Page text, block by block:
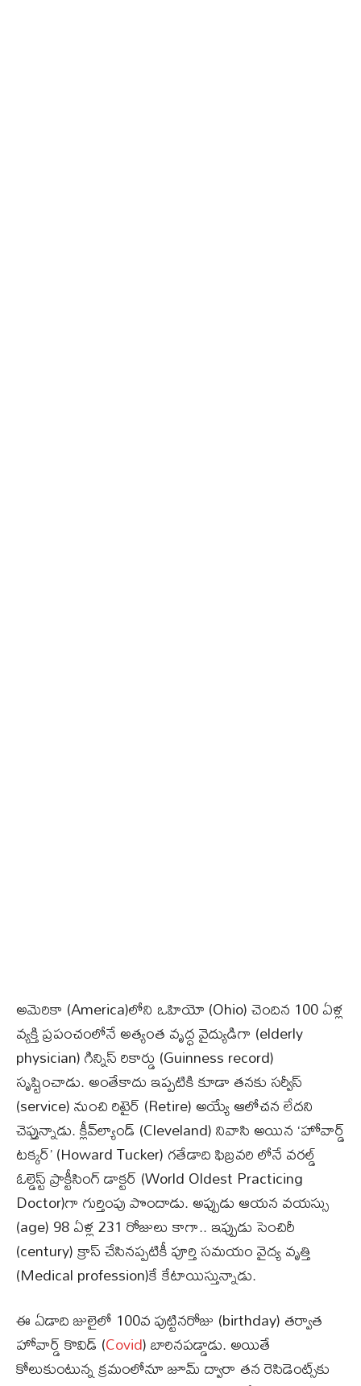
అమెరికా (America)లోని ఒహియో (Ohio) చెందిన 100 ఏళ్ల
వ్యక్తి ప్రపంచంలోనే అత్యంత వృద్ధ వైద్యుడిగా (elderly
physician) గిన్నిస్‌ రికార్డు (Guinness record)
సృష్టించాడు. అంతేకాదు ఇప్పటికి కూడా తనకు సర్వీస్
(service) నుంచి రిటైర్ (Retire) అయ్యే ఆలోచన లేదని
చెప్తున్నాడు. క్లీవ్‌ల్యాండ్‌ (Cleveland) నివాసి అయిన ‘హోవార్డ్
టక్కర్’ (Howard Tucker) గతేడాది ఫిబ్రవరి లోనే వరల్డ్
ఓల్డెస్ట్ ప్రాక్టీసింగ్ డాక్టర్‌ (World Oldest Practicing
Doctor)గా గుర్తింపు పొందాడు. అప్పుడు ఆయన వయస్సు
(age) 98 ఏళ్ల 231 రోజులు కాగా.. ఇప్పుడు సెంచిరీ
(century) క్రాస్ చేసినప్పటికీ పూర్తి సమయం వైద్య వృత్తి
(Medical profession)కే కేటాయిస్తున్నాడు.
ఈ ఏడాది జులైలో 100వ పుట్టినరోజు (birthday) తర్వాత
హోవార్డ్ కొవిడ్ (Covid) బారినపడ్డాడు. అయితే
కోలుకుంటున్న క్రమంలోనూ జూమ్ ద్వారా తన రెసిడెంట్స్‌కు